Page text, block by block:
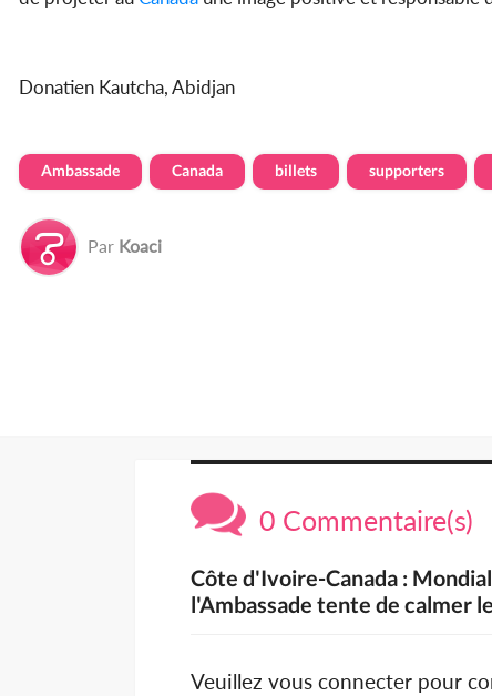
Donatien Kautcha, Abidjan
Ambassade Canada billets supporters
Par Koaci
0 Commentaire(s)
Côte d'Ivoire-Canada :
l'Ambassade tente de calmer
Veuillez vous connecter pour